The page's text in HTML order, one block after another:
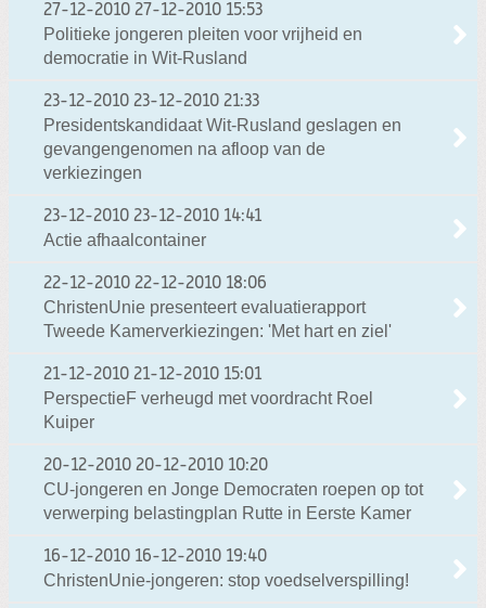
27-12-2010 27-12-2010 15:53
Politieke jongeren pleiten voor vrijheid en
democratie in Wit-Rusland
23-12-2010 23-12-2010 21:33
Presidentskandidaat Wit-Rusland geslagen en
gevangengenomen na afloop van de
verkiezingen
23-12-2010 23-12-2010 14:41
Actie afhaalcontainer
22-12-2010 22-12-2010 18:06
ChristenUnie presenteert evaluatierapport
Tweede Kamerverkiezingen: 'Met hart en ziel'
21-12-2010 21-12-2010 15:01
PerspectieF verheugd met voordracht Roel
Kuiper
20-12-2010 20-12-2010 10:20
CU-jongeren en Jonge Democraten roepen op tot
verwerping belastingplan Rutte in Eerste Kamer
16-12-2010 16-12-2010 19:40
ChristenUnie-jongeren: stop voedselverspilling!